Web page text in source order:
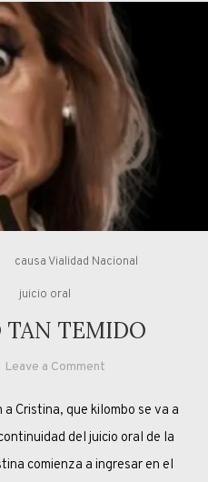
causa Vialidad Nacional
juicio oral
TAN TEMIDO
Leave a Comment
INFIERNO
TAN
a Cristina, que kilombo se va a
del juicio oral de la
comienza a ingresar en el